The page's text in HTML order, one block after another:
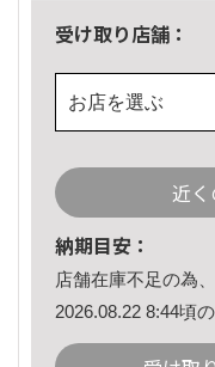
受け取り店舗：
お店を選ぶ
近
納期目安：
店舗在庫不足の為
2026.08.22 8:44頃